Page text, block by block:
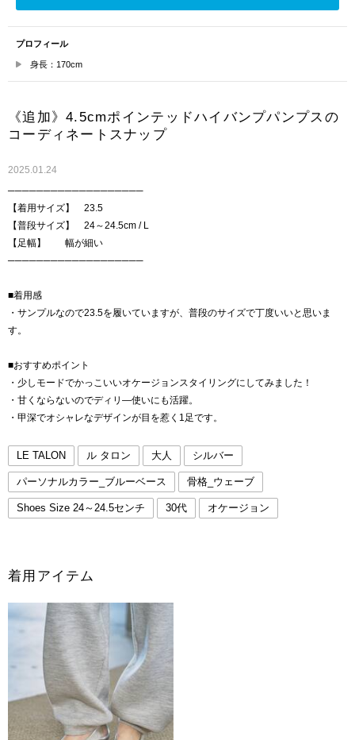
プロフィール
身長：170cm
《追加》4.5cmポインテッドハイバンプパンプスの
コーディネートスナップ
2025.01.24
───────────────────
【着用サイズ】 23.5
【普段サイズ】 24～24.5cm / L
【足幅】 幅が細い
───────────────────
■着用感
・サンプルなので23.5を履いていますが、普段のサイズで丁度いいと思いま
す。
■おすすめポイント
・少しモードでかっこいいオケージョンスタイリングにしてみました！
・甘くならないのでディリ―使いにも活躍。
・甲深でオシャレなデザインが目を惹く1足です。
LE TALON ル タロン 大人 シルバー
パーソナルカラー_ブルーベース 骨格_ウェーブ
Shoes Size 24～24.5センチ 30代 オケージョン
着用アイテム